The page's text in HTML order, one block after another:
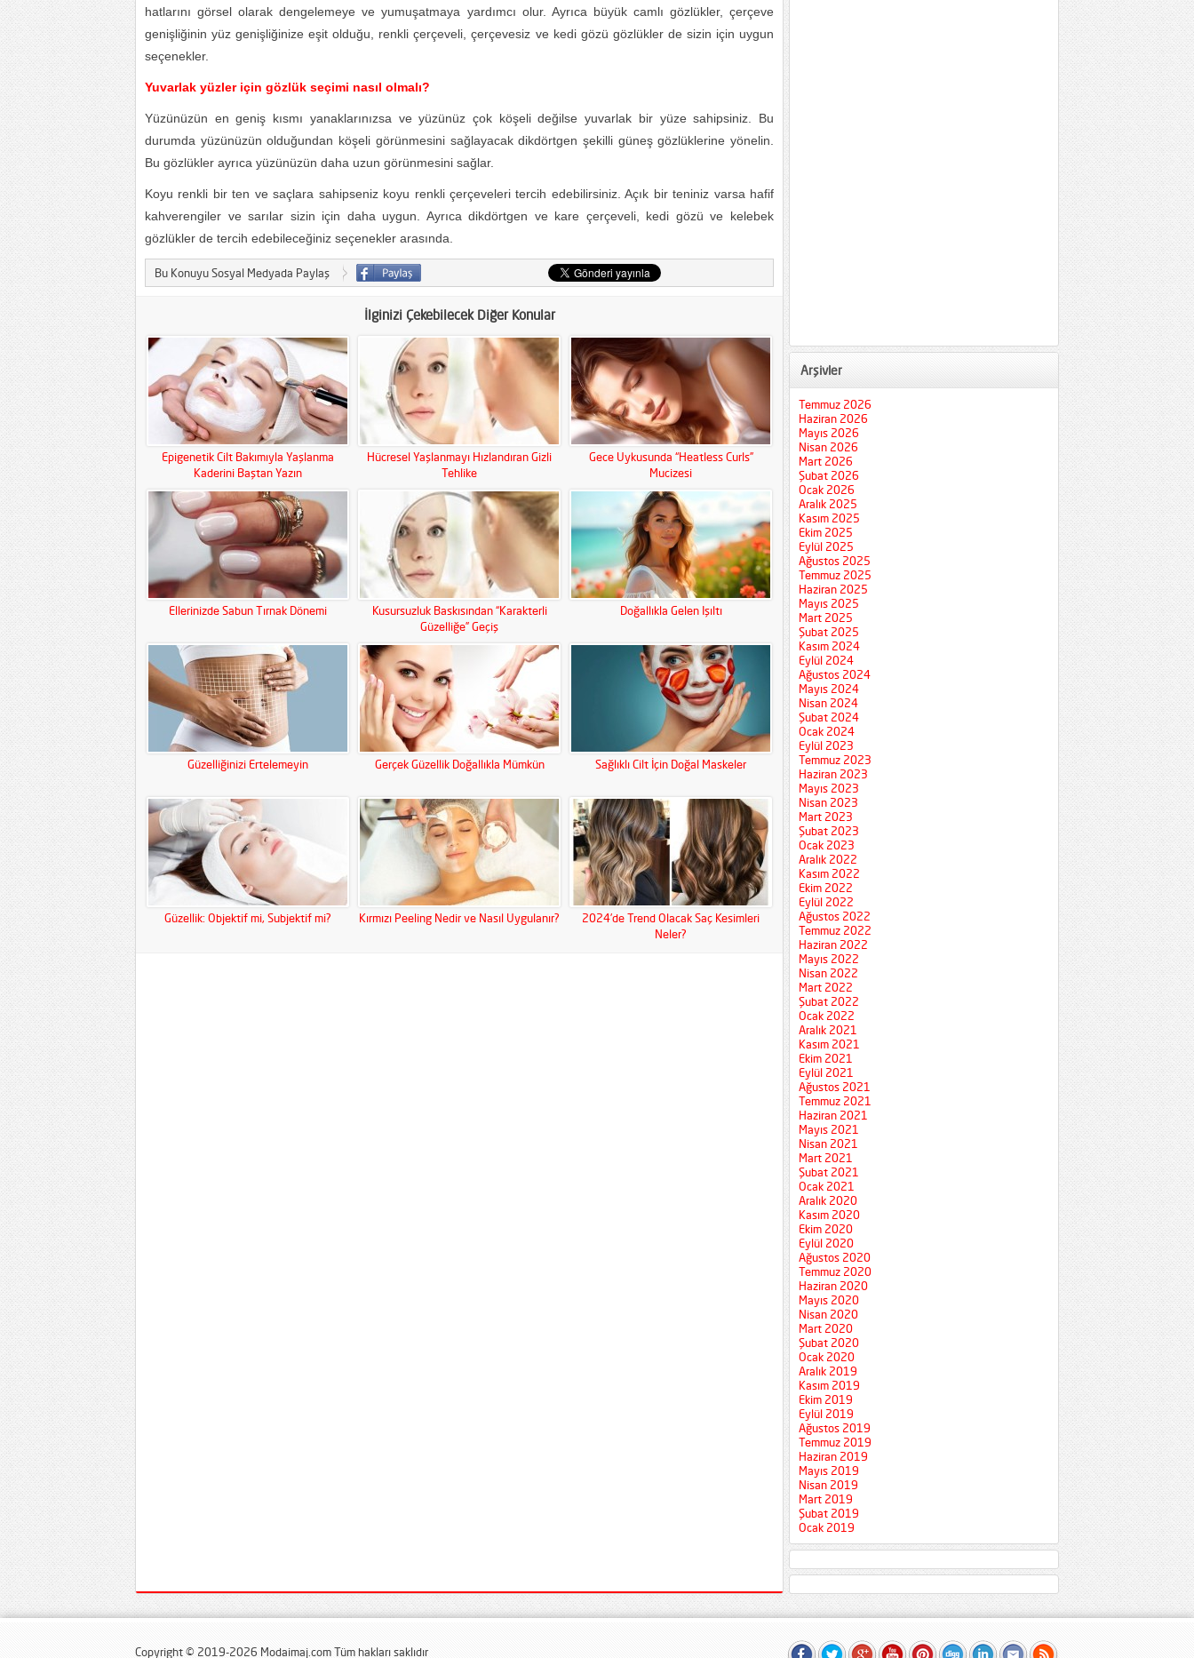
hatlarını görsel olarak dengelemeye ve yumuşatmaya yardımcı olur. Ayrıca büyük camlı gözlükler, çerçeve
genişliğinin yüz genişliğinize eşit olduğu, renkli çerçeveli, çerçevesiz ve kedi gözü gözlükler de sizin için uygun
seçenekler.
Yuvarlak yüzler için gözlük seçimi nasıl olmalı?
Yüzünüzün en geniş kısmı yanaklarınızsa ve yüzünüz çok köşeli değilse yuvarlak bir yüze sahipsiniz. Bu
durumda yüzünüzün olduğundan köşeli görünmesini sağlayacak dikdörtgen şekilli güneş gözlüklerine yönelin.
Bu gözlükler ayrıca yüzünüzün daha uzun görünmesini sağlar.
Koyu renkli bir ten ve saçlara sahipseniz koyu renkli çerçeveleri tercih edebilirsiniz. Açık bir teniniz varsa hafif
kahverengiler ve sarılar sizin için daha uygun. Ayrıca dikdörtgen ve kare çerçeveli, kedi gözü ve kelebek
gözlükler de tercih edebileceğiniz seçenekler arasında.
Bu Konuyu Sosyal Medyada Paylaş
İlginizi Çekebilecek Diğer Konular
Epigenetik Cilt Bakımıyla Yaşlanma
Kaderini Baştan Yazın
Hücresel Yaşlanmayı Hızlandıran Gizli
Tehlike
Gece Uykusunda “Heatless Curls”
Mucizesi
Ellerinizde Sabun Tırnak Dönemi
Kusursuzluk Baskısından “Karakterli
Güzelliğe” Geçiş
Doğallıkla Gelen Işıltı
Güzelliğinizi Ertelemeyin Gerçek Güzellik Doğallıkla Mümkün Sağlıklı Cilt İçin Doğal Maskeler
Güzellik: Objektif mi, Subjektif mi? Kırmızı Peeling Nedir ve Nasıl Uygulanır?
2024’de Trend Olacak Saç Kesimleri
Neler?
Arşivler
Temmuz 2026
Haziran 2026
Mayıs 2026
Nisan 2026
Mart 2026
Şubat 2026
Ocak 2026
Aralık 2025
Kasım 2025
Ekim 2025
Eylül 2025
Ağustos 2025
Temmuz 2025
Haziran 2025
Mayıs 2025
Mart 2025
Şubat 2025
Kasım 2024
Eylül 2024
Ağustos 2024
Mayıs 2024
Nisan 2024
Şubat 2024
Ocak 2024
Eylül 2023
Temmuz 2023
Haziran 2023
Mayıs 2023
Nisan 2023
Mart 2023
Şubat 2023
Ocak 2023
Aralık 2022
Kasım 2022
Ekim 2022
Eylül 2022
Ağustos 2022
Temmuz 2022
Haziran 2022
Mayıs 2022
Nisan 2022
Mart 2022
Şubat 2022
Ocak 2022
Aralık 2021
Kasım 2021
Ekim 2021
Eylül 2021
Ağustos 2021
Temmuz 2021
Haziran 2021
Mayıs 2021
Nisan 2021
Mart 2021
Şubat 2021
Ocak 2021
Aralık 2020
Kasım 2020
Ekim 2020
Eylül 2020
Ağustos 2020
Temmuz 2020
Haziran 2020
Mayıs 2020
Nisan 2020
Mart 2020
Şubat 2020
Ocak 2020
Aralık 2019
Kasım 2019
Ekim 2019
Eylül 2019
Ağustos 2019
Temmuz 2019
Haziran 2019
Mayıs 2019
Nisan 2019
Mart 2019
Şubat 2019
Ocak 2019
Copyright © 2019-2026 Modaimaj.com Tüm hakları saklıdır